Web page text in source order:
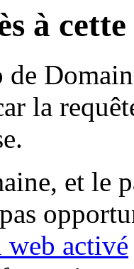
à
la
et le
web activé